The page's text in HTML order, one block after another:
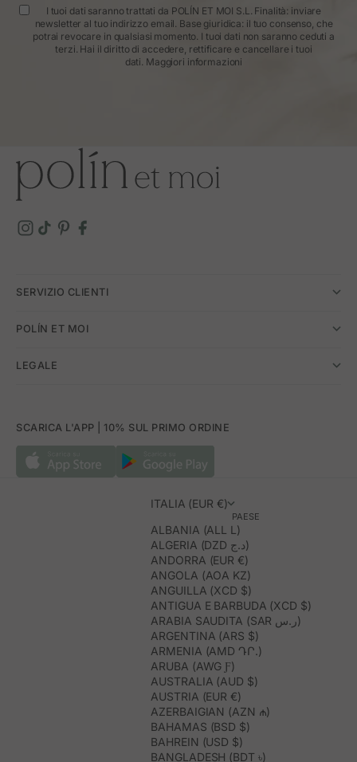
I tuoi dati saranno trattati da POLÍN ET MOI S.L. Finalità: inviare
newsletter al tuo indirizzo email. Base giuridica: il tuo consenso, che
potrai revocare in qualsiasi momento. I tuoi dati non saranno ceduti a
terzi. Hai il diritto di accedere, rettificare e cancellare i tuoi
dati. Maggiori informazioni
SERVIZIO CLIENTI
POLÍN ET MOI
LEGALE
SCARICA L'APP | 10% SUL PRIMO ORDINE
ITALIA (EUR €)
PAESE
ALBANIA (ALL L)
ALGERIA (DZD د.ج)
ANDORRA (EUR €)
ANGOLA (AOA KZ)
ANGUILLA (XCD $)
ANTIGUA E BARBUDA (XCD $)
ARABIA SAUDITA (SAR ر.س)
ARGENTINA (ARS $)
ARMENIA (AMD ԴՐ.)
ARUBA (AWG Ƒ)
AUSTRALIA (AUD $)
AUSTRIA (EUR €)
AZERBAIGIAN (AZN ₼)
BAHAMAS (BSD $)
BAHREIN (USD $)
BANGLADESH (BDT ৳)